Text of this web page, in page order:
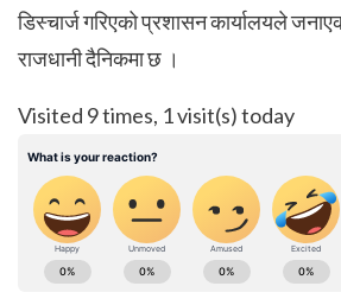
डिस्चार्ज गरिएको प्रशासन कार्यालयले
राजधानी दैनिकमा छ ।
Visited 9 times, 1 visit(s) today